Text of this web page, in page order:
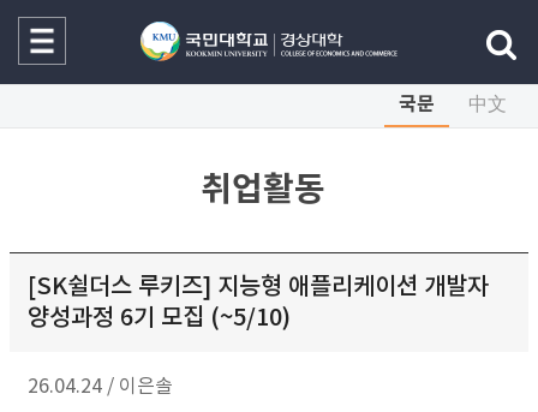
국문 中文
취업활동
[SK쉴더스 루키즈] 지능형 애플리케이션 개발자
양성과정 6기 모집 (~5/10)
26.04.24 / 이은솔